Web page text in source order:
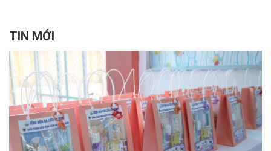
112 gương thầy thuốc trẻ
tiêu biểu đến từ các đơn vị
bạn.
Liệt sỹ (27/7/1947 -
27/7/2023):
TIN MỚI